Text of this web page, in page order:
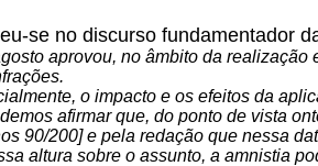
se no discurso fundamentador
aprovou, no âmbito da
o impacto e os efeitos da
afirmar que, do ponto de vista
90/200] e pela redação que nessa
altura sobre o assunto, a amnistia